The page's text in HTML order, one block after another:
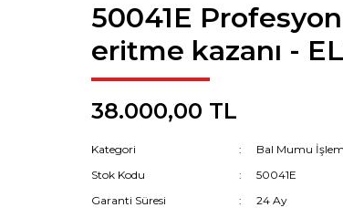
50041E
eritme kazanı -
38.000,00 TL
Kategori
Bal Mumu
Stok Kodu
50041E
Garanti Süresi
24 Ay